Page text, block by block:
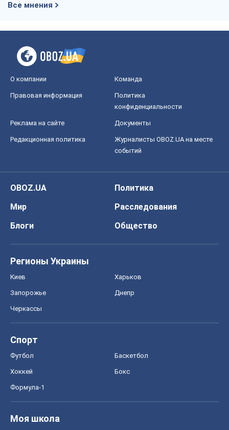
Все мнения
О компании Команда
Правовая информация
Политика
конфиденциальности
Реклама на сайте Документы
Редакционная политика
Журналисты OBOZ.UA на месте
событий
OBOZ.UA
Политика
Мир
Расследования
Блоги
Общество
Регионы Украины
Киев Харьков
Запорожье Днепр
Черкассы
Спорт
Футбол Баскетбол
Хоккей Бокс
Формула-1
Моя школа